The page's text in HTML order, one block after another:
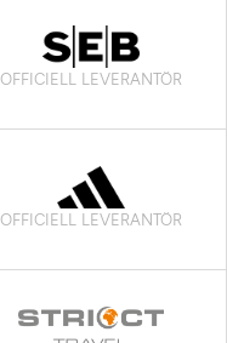
OFFICIELL LEVERANTÖR
OFFICIELL LEVERANTÖR